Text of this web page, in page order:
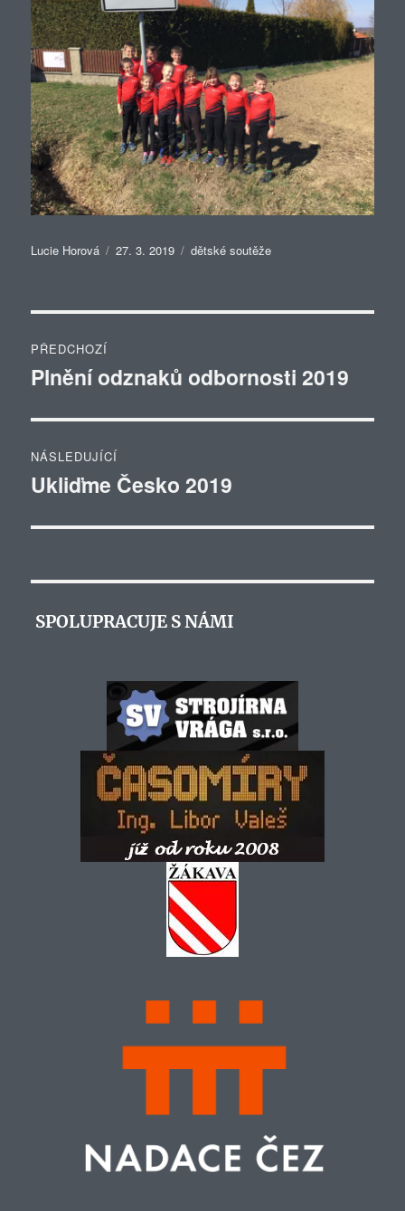
Autor:
Lucie Horová Publikováno:
27. 3. 2019 Rubriky:
dětské soutěže
pro
PŘEDCHOZÍ
Předchozí
Plnění odznaků odbornosti 2019
NÁSLEDUJÍCÍ
Následující
Ukliďme Česko 2019
SPOLUPRACUJE S NÁMI